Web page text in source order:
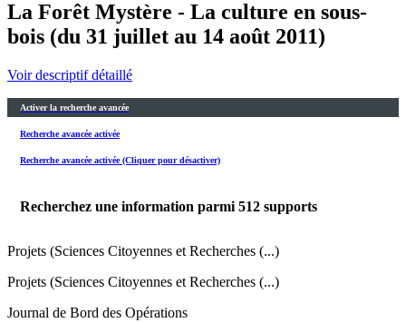
La Forêt Mystère - La culture en sous-
bois (du 31 juillet au 14 août 2011)
Voir descriptif détaillé
Activer la recherche avancée
Recherche avancée activée
Recherche avancée activée (Cliquer pour désactiver)
Recherchez une information parmi 512 supports
Projets (Sciences Citoyennes et Recherches (...)
Projets (Sciences Citoyennes et Recherches (...)
Journal de Bord des Opérations